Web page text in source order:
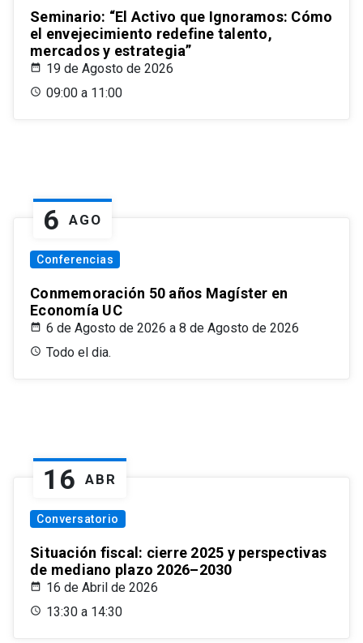
Seminario: “El Activo que Ignoramos: Cómo
el envejecimiento redefine talento,
mercados y estrategia”
19 de Agosto de 2026
09:00 a 11:00
6 AGO
Conferencias
Conmemoración 50 años Magíster en
Economía UC
6 de Agosto de 2026 a 8 de Agosto de 2026
Todo el dia.
16 ABR
Conversatorio
Situación fiscal: cierre 2025 y perspectivas
de mediano plazo 2026–2030
16 de Abril de 2026
13:30 a 14:30